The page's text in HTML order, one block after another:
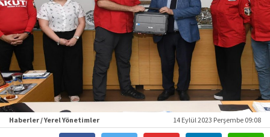
Haberler / Yerel Yönetimler 14 Eylül 2023 Perşembe 09:08